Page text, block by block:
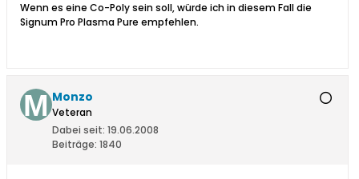
Wenn es eine Co-Poly sein soll, würde ich in diesem Fall die
Signum Pro Plasma Pure empfehlen.
Monzo
Veteran
Dabei seit: 19.06.2008
Beiträge: 1840